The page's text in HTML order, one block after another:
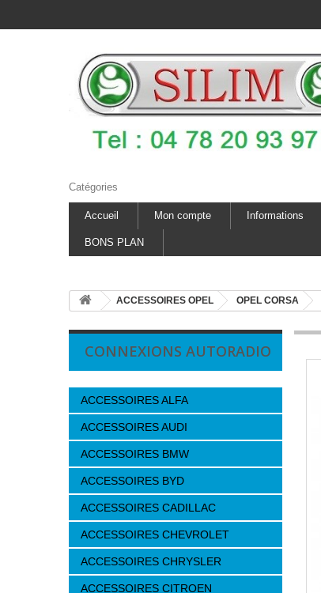
Catégories
Accueil Mon compte Informations
BONS PLAN
ACCESSOIRES OPEL OPEL CORSA
CONNEXIONS AUTORADIO
ACCESSOIRES ALFA
ACCESSOIRES AUDI
ACCESSOIRES BMW
ACCESSOIRES BYD
ACCESSOIRES CADILLAC
ACCESSOIRES CHEVROLET
ACCESSOIRES CHRYSLER
ACCESSOIRES CITROEN